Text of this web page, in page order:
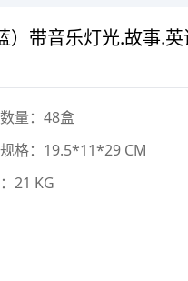
）带音乐灯光.故事.
量：48盒
格：19.5*11*29 CM
21 KG